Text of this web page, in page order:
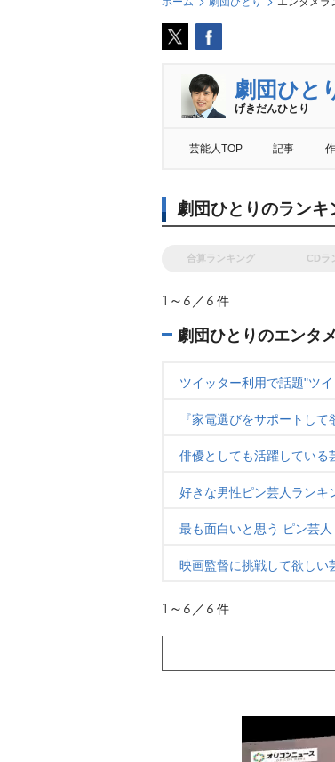
劇団ひと
げきだんひとり
芸能人TOP 記事
劇団ひとりのランキ
合算ランキング CDラ
1～6／6 件
劇団ひとりのエンタ
ツイッター利用で話題"ツ
『家電選びをサポートし
俳優としても活躍している
好きな男性ピン芸人ランキ
最も面白いと思う ピン芸人
映画監督に挑戦して欲しい
1～6／6 件